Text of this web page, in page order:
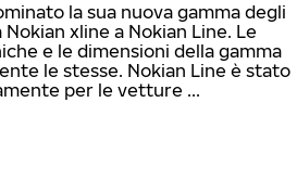
la sua nuova gamma degli
xline a Nokian Line. Le
e le dimensioni della gamma
le stesse. Nokian Line è stato
per le vetture ...